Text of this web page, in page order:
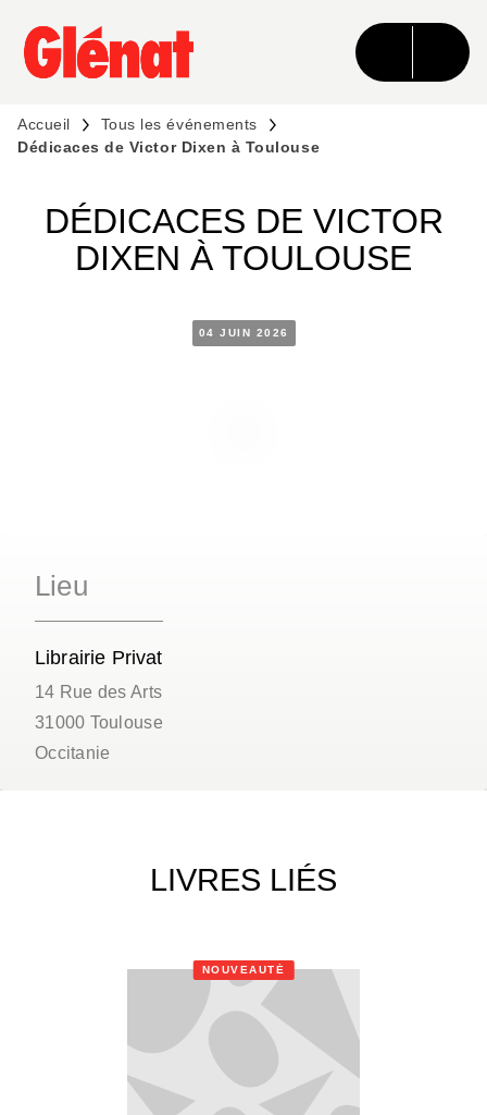
MENU RECHERCHE CONTENU
PIED DE PAGE
Accueil
Tous les événements
Dédicaces de Victor Dixen à Toulouse
DÉDICACES DE VICTOR
DIXEN À TOULOUSE
04 JUIN 2026
Lieu
Librairie Privat
14 Rue des Arts
31000 Toulouse
Occitanie
LIVRES LIÉS
NOUVEAUTÉ